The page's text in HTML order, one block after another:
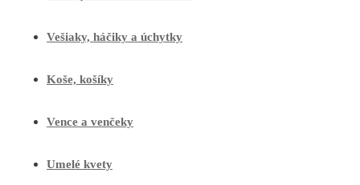
Vešiaky, háčiky a úchytky
Koše, košíky
Vence a venčeky
Umelé kvety